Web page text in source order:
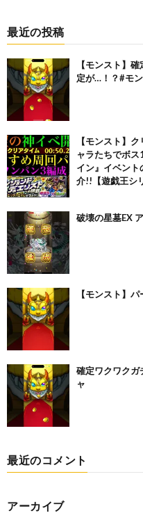
最近の投稿
【モンスト】
定が…！？#モ
【モンスト】
ャラたちでボ
イン』イベン
介!!【遊戯王シ
破壊の星墓EX
【モンスト】
確定ワクワクガ
ャ
最近のコメント
アーカイブ